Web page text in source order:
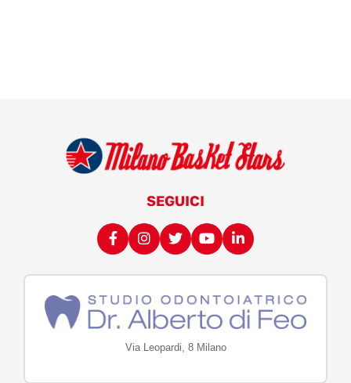
SEGUICI
Via Leopardi, 8 Milano